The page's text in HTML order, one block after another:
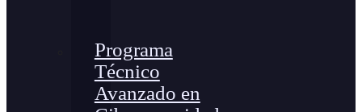
Programa
Técnico
Avanzado en